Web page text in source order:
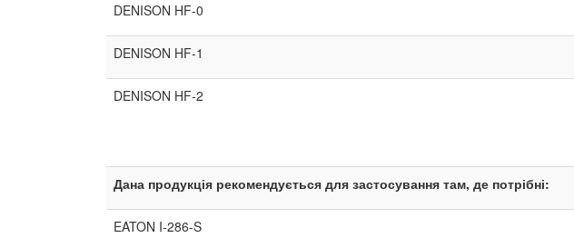
DENISON HF-0
DENISON HF-1
DENISON HF-2
Дана продукція рекомендується для застосування там, де потрібні:
EATON I-286-S